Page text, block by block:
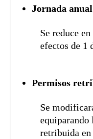
Jornada
Se reduce
efectos de 1
Permisos
Se
equiparando
retribuida en